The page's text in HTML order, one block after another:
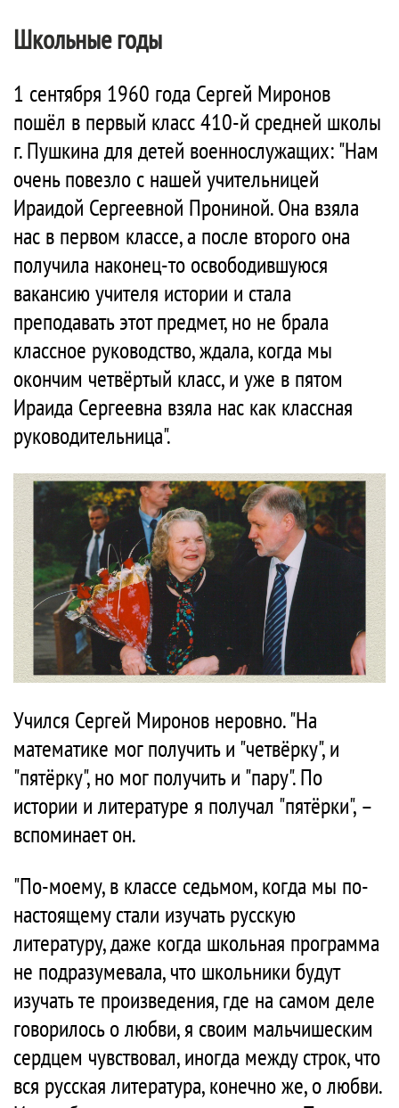
Школьные годы
1 сентября 1960 года Сергей Миронов
пошёл в первый класс 410-й средней школы
г. Пушкина для детей военнослужащих: "Нам
очень повезло с нашей учительницей
Ираидой Сергеевной Прониной. Она взяла
нас в первом классе, а после второго она
получила наконец-то освободившуюся
вакансию учителя истории и стала
преподавать этот предмет, но не брала
классное руководство, ждала, когда мы
окончим четвёртый класс, и уже в пятом
Ираида Сергеевна взяла нас как классная
руководительница".
Учился Сергей Миронов неровно. "На
математике мог получить и "четвёрку", и
"пятёрку", но мог получить и "пару". По
истории и литературе я получал "пятёрки", –
вспоминает он.
"По-моему, в классе седьмом, когда мы по-
настоящему стали изучать русскую
литературу, даже когда школьная программа
не подразумевала, что школьники будут
изучать те произведения, где на самом деле
говорилось о любви, я своим мальчишеским
сердцем чувствовал, иногда между строк, что
вся русская литература, конечно же, о любви.